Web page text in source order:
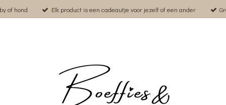
of hond Elk product is een cadeautje voor jezelf of een ander